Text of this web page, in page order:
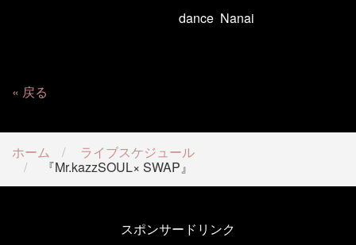
dance Nanai
戻る
ホーム
ライブスケジュール
『Mr.kazzSOUL× SWAP』
スポンサードリンク